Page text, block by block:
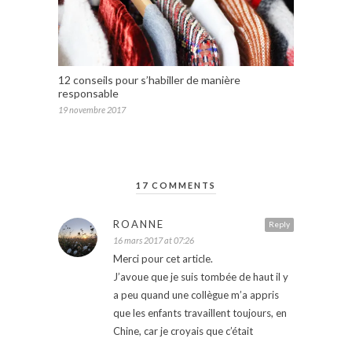
12 conseils pour s’habiller de manière
responsable
19 novembre 2017
17 COMMENTS
Reply
ROANNE
16 mars 2017 at 07:26
Merci pour cet article.
J’avoue que je suis tombée de haut il y
a peu quand une collègue m’a appris
que les enfants travaillent toujours, en
Chine, car je croyais que c’était